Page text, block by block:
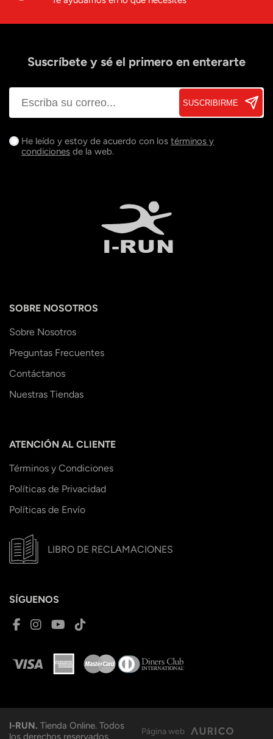
Suscríbete y sé el primero en enterarte
SUSCRIBIRME
He leído y estoy de acuerdo con los términos y
condiciones de la web.
SOBRE NOSOTROS
Sobre Nosotros
Preguntas Frecuentes
Contáctanos
Nuestras Tiendas
ATENCIÓN AL CLIENTE
Términos y Condiciones
Políticas de Privacidad
Políticas de Envío
LIBRO DE RECLAMACIONES
SÍGUENOS
I-RUN. Tienda Online. Todos
los derechos reservados.
Página web